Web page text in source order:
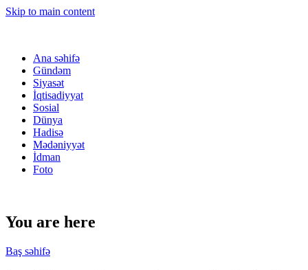
Skip to main content
Ana səhifə
Gündəm
Siyasət
İqtisadiyyat
Sosial
Dünya
Hadisə
Mədəniyyət
İdman
Foto
You are here
Baş səhifə